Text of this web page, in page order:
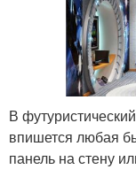
В
впишется любая
панель на стену